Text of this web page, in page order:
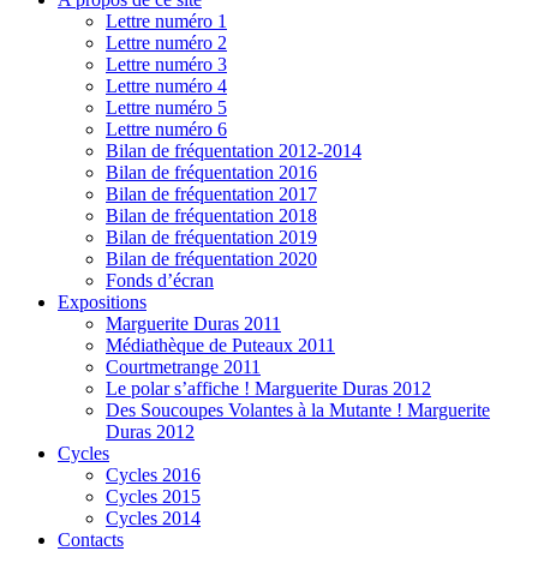
Lettre numéro 1
Lettre numéro 2
Lettre numéro 3
Lettre numéro 4
Lettre numéro 5
Lettre numéro 6
Bilan de fréquentation 2012-2014
Bilan de fréquentation 2016
Bilan de fréquentation 2017
Bilan de fréquentation 2018
Bilan de fréquentation 2019
Bilan de fréquentation 2020
Fonds d’écran
Expositions
Marguerite Duras 2011
Médiathèque de Puteaux 2011
Courtmetrange 2011
Le polar s’affiche ! Marguerite Duras 2012
Des Soucoupes Volantes à la Mutante ! Marguerite
Duras 2012
Cycles
Cycles 2016
Cycles 2015
Cycles 2014
Contacts